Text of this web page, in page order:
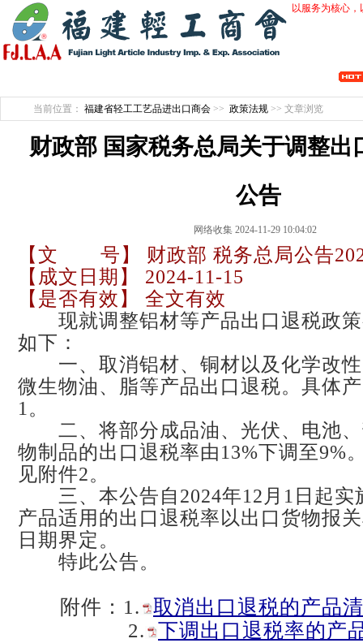
以服务为核心
当前位置： 福建省轻工工艺品进出口商会 >> 政策法规 >> 文章浏览
财政部 国家税务总局关于调整出
公告
网络收集 2024-11-29 10:04:02
【文 号】 财政部 税务总局公告
【成文日期】 2024-11-15
【是否有效】 全文有效
现就调整铝材等产品出口退税政策
如下：
一、取消铝材、铜材以及化学改性
微生物油、脂等产品出口退税。具体
1。
二、将部分成品油、光伏、电池、
物制品的出口退税率由13%下调至9%
见附件2。
三、本公告自2024年12月1日起实
产品适用的出口退税率以出口货物报
日期界定。
特此公告。
附件： 1.
取消出口退税的产品
2.
下调出口退税率的产